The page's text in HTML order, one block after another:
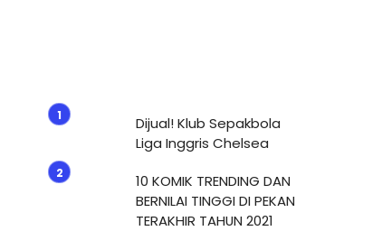
Dijual! Klub Sepakbola
Liga Inggris Chelsea
10 KOMIK TRENDING DAN
BERNILAI TINGGI DI PEKAN
TERAKHIR TAHUN 2021